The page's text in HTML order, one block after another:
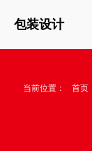
包装设计
当前位置： 首页